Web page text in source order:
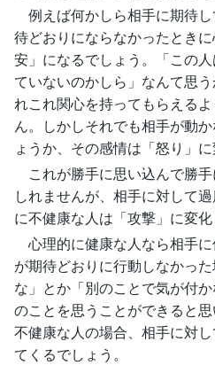
例えば何かしら相手に期待
待どおりにならなかったとき
安」になるでしょう。「この
ていないのかしら」なんて思
れこれ関心を持ってもらえる
ん。しかしそれでも相手が動
ょうか、その感情は「怒り」に
これが勝手に思い込んで勝
しれませんが、相手に対して
に不健康な人は「攻撃」に変化
心理的に健康な人なら相手
が期待どおりに行動しなかっ
な」とか「別のことで気が付
のことを思うことができると
不健康な人の場合、相手に対
てくるでしょう。